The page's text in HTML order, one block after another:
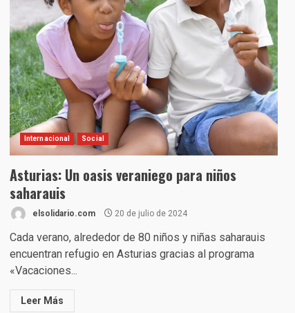
Internacional Social
Asturias: Un oasis veraniego para niños
saharauis
elsolidario.com 20 de julio de 2024
Cada verano, alrededor de 80 niños y niñas saharauis
encuentran refugio en Asturias gracias al programa
«Vacaciones...
Leer Más